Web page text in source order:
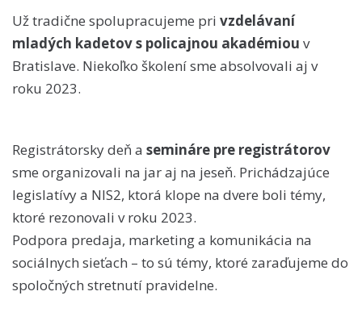
Už tradične spolupracujeme pri vzdelávaní
mladých kadetov s policajnou akadémiou v
Bratislave. Niekoľko školení sme absolvovali aj v
roku 2023.
Registrátorsky deň a semináre pre registrátorov
sme organizovali na jar aj na jeseň. Prichádzajúce
legislatívy a NIS2, ktorá klope na dvere boli témy,
ktoré rezonovali v roku 2023.
Podpora predaja, marketing a komunikácia na
sociálnych sieťach – to sú témy, ktoré zaraďujeme do
spoločných stretnutí pravidelne.